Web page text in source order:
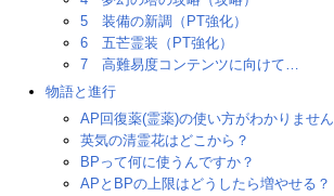
5 装備の新調（PT強化）
6 五芒霊装（PT強化）
7 高難易度コンテンツに向けて…
物語と進行
AP回復薬(霊薬)の使い方がわかりません
英気の清霊花はどこから？
BPって何に使うんですか？
APとBPの上限はどうしたら増やせる？